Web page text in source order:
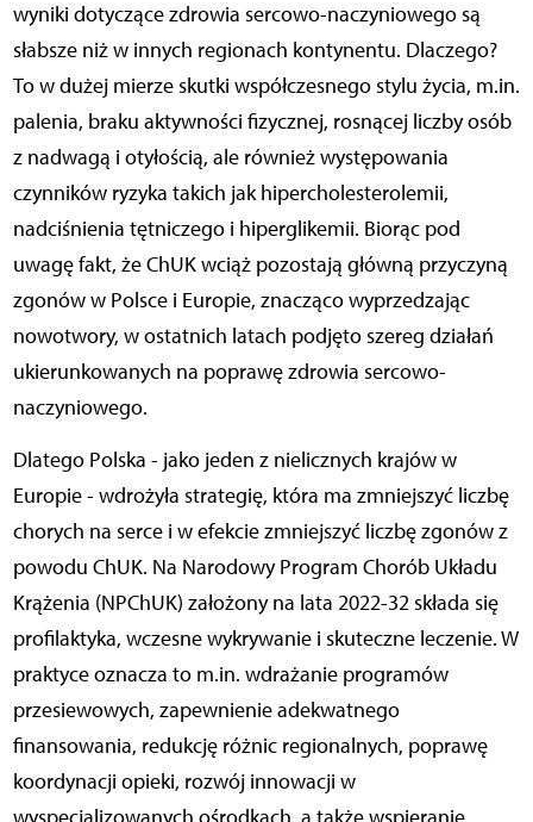
wyniki dotyczące zdrowia sercowo-naczyniowego są
słabsze niż w innych regionach kontynentu. Dlaczego?
To w dużej mierze skutki współczesnego stylu życia, m.in.
palenia, braku aktywności fizycznej, rosnącej liczby osób
z nadwagą i otyłością, ale również występowania
czynników ryzyka takich jak hipercholesterolemii,
nadciśnienia tętniczego i hiperglikemii. Biorąc pod
uwagę fakt, że ChUK wciąż pozostają główną przyczyną
zgonów w Polsce i Europie, znacząco wyprzedzając
nowotwory, w ostatnich latach podjęto szereg działań
ukierunkowanych na poprawę zdrowia sercowo-
naczyniowego.
Dlatego Polska - jako jeden z nielicznych krajów w
Europie - wdrożyła strategię, która ma zmniejszyć liczbę
chorych na serce i w efekcie zmniejszyć liczbę zgonów z
powodu ChUK. Na Narodowy Program Chorób Układu
Krążenia (NPChUK) założony na lata 2022-32 składa się
profilaktyka, wczesne wykrywanie i skuteczne leczenie. W
praktyce oznacza to m.in. wdrażanie programów
przesiewowych, zapewnienie adekwatnego
finansowania, redukcję różnic regionalnych, poprawę
koordynacji opieki, rozwój innowacji w